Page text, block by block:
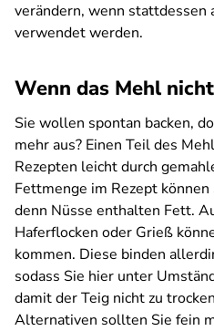
verändern, wenn
verwendet werden.
Wenn das Mehl
Sie wollen spontan backen,
mehr aus? Einen Teil des
Rezepten leicht durch
Fettmenge im Rezept
denn Nüsse enthalten Fett.
Haferflocken oder Grieß
kommen. Diese binden
sodass Sie hier unter
damit der Teig nicht zu
Alternativen sollten Sie fein